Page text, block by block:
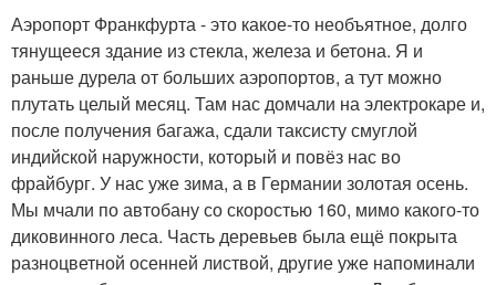
Аэропорт Франкфурта - это какое-то необъятное, долго
тянущееся здание из стекла, железа и бетона. Я и
раньше дурела от больших аэропортов, а тут можно
плутать целый месяц. Там нас домчали на электрокаре и,
после получения багажа, сдали таксисту смуглой
индийской наружности, который и повёз нас во
фрайбург. У нас уже зима, а в Германии золотая осень.
Мы мчали по автобану со скоростью 160, мимо какого-то
диковинного леса. Часть деревьев была ещё покрыта
разноцветной осенней листвой, другие уже напоминали